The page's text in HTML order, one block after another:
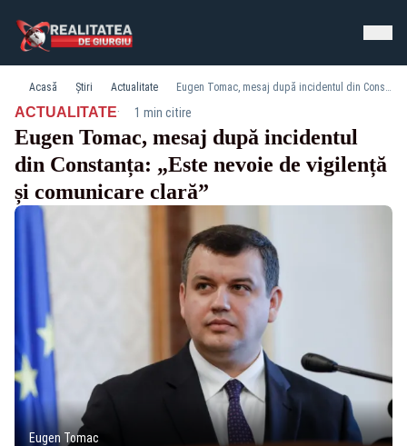
Acasă Știri Actualitate Eugen Tomac, mesaj după incidentul din Constanța: „Este nevoie de vigilență și comunicare clară”
ACTUALITATE· 1 min citire
Eugen Tomac, mesaj după incidentul
din Constanța: „Este nevoie de vigilență
și comunicare clară”
Eugen Tomac